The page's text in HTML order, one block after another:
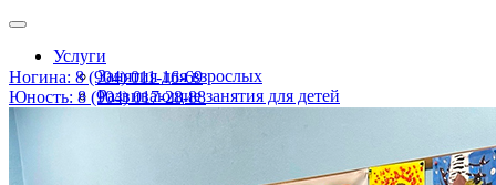
Услуги
Занятия для взрослых
Развивающие занятия для детей
Детские праздники
Ногина: 8 (904) 011-16-69
Юность: 8 (904) 017-28-88